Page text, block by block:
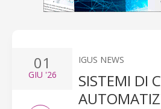
01
GIU '26
IGUS NEWS
SISTEMI DI